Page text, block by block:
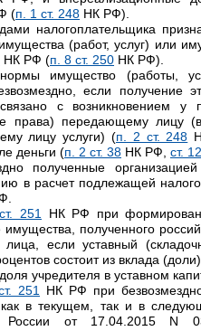
(п. 1 ст. 248 НК РФ).
налогоплательщика
(работ, услуг) или
НК РФ (п. 8 ст. 250 НК РФ).
имущество (работы,
если получение
с возникновением у
права) передающему лицу
лицу услуги) (п. 2 ст. 248
деньги (п. 2 ст. 38 НК РФ, ст.
полученные
в расчет подлежащей
251
НК РФ при
полученного
лица, если уставный
состоит из вклада
учредителя в уставном
251
НК РФ при
в текущем, так и в
от 17.04.2015 N 03-